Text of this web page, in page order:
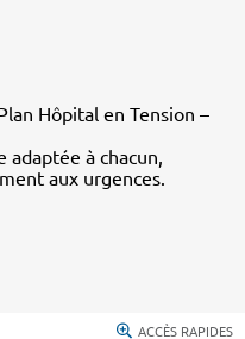
Hôpital en Tension –
adaptée à chacun,
aux urgences.
ACCÈS RAPIDES